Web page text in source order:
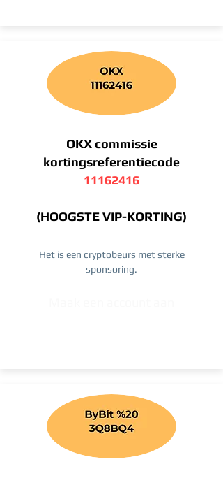
OKX commissie
kortingsreferentiecode
11162416
(HOOGSTE VIP-KORTING)
Het is een cryptobeurs met sterke
sponsoring.